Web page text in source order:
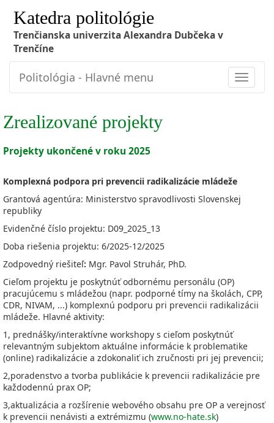
Katedra politológie
Trenčianska univerzita Alexandra Dubčeka v
Trenčíne
Toggle
Politológia - Hlavné menu
Zrealizované projekty
Projekty ukončené v roku 2025
Komplexná podpora pri prevencii radikalizácie mládeže
Grantová agentúra: Ministerstvo spravodlivosti Slovenskej
republiky
Evidenčné číslo projektu: D09_2025_13
Doba riešenia projektu: 6/2025-12/2025
Zodpovedný riešiteľ: Mgr. Pavol Struhár, PhD.
Cieľom projektu je poskytnúť odbornému personálu (OP)
pracujúcemu s mládežou (napr. podporné tímy na školách, CPP,
CDR, NIVAM, ...) komplexnú podporu pri prevencii radikalizácii
mládeže. Hlavné aktivity:
1, prednášky/interaktívne workshopy s cieľom poskytnúť
relevantným subjektom aktuálne informácie k problematike
(online) radikalizácie a zdokonaliť ich zručnosti pri jej prevencii;
2,poradenstvo a tvorba publikácie k prevencii radikalizácie pre
každodennú prax OP;
3,aktualizácia a rozšírenie webového obsahu pre OP a verejnosť
k prevencii nenávisti a extrémizmu (www.no-hate.sk)